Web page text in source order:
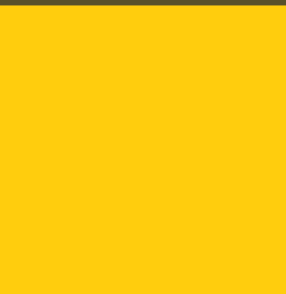
Besuchen Sie uns auf: